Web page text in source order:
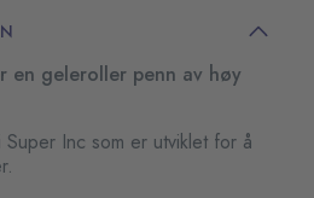
en geleroller penn av høy
Super Inc som er utviklet for å